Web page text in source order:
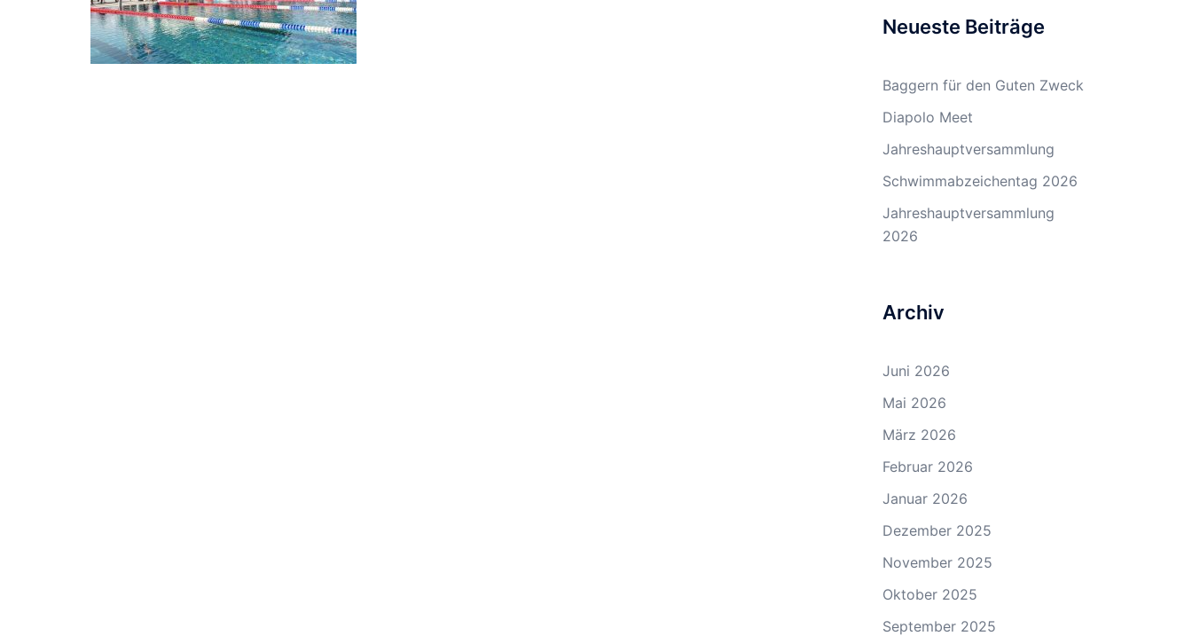
Neueste Beiträge
Baggern für den Guten Zweck
Diapolo Meet
Jahreshauptversammlung
Schwimmabzeichentag 2026
Jahreshauptversammlung
2026
Archiv
Juni 2026
Mai 2026
März 2026
Februar 2026
Januar 2026
Dezember 2025
November 2025
Oktober 2025
September 2025